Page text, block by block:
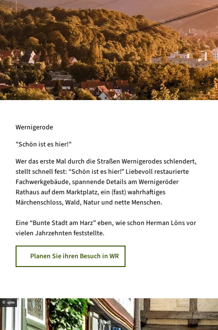
Wernigerode
"Schön ist es hier!"
Wer das erste Mal durch die Straßen Wernigerodes schlendert,
stellt schnell fest: “Schön ist es hier!” Liebevoll restaurierte
Fachwerkgebäude, spannende Details am Wernigeröder
Rathaus auf dem Marktplatz, ein (fast) wahrhaftiges
Märchenschloss, Wald, Natur und nette Menschen.
Eine “Bunte Stadt am Harz” eben, wie schon Herman Löns vor
vielen Jahrzehnten feststellte.
Planen Sie ihren Besuch in WR
© qtm